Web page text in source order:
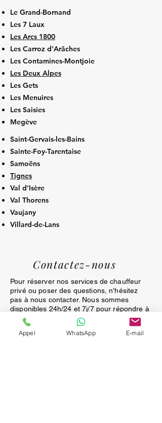
Le Grand-Bornand
Les 7 Laux
Les Arcs 1800
Les Carroz d'Arâches
Les Contamines-Montjoie
Les Deux Alpes
Les Gets
Les Menuires
Les Saisies
Megève
Saint-Gervais-les-Bains
Sainte-Foy-Tarentaise
Samoëns
Tignes
Val d’Isère
Val Thorens
Vaujany
Villard-de-Lans
Contactez-nous
Pour réserver nos services de chauffeur
privé ou poser des questions, n'hésitez
pas à nous contacter. Nous sommes
disponibles 24h/24 et 7j/7 pour répondre à
toutes vos demandes. Remplissez le
formulaire ci-dessous ou appelez-nous
directement pour une assistance
Appel WhatsApp E-mail